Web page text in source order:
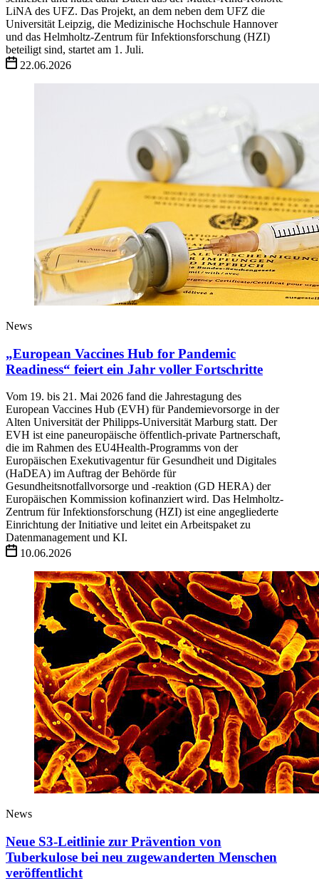
LiNA des UFZ. Das Projekt, an dem neben dem UFZ die
Universität Leipzig, die Medizinische Hochschule Hannover
und das Helmholtz-Zentrum für Infektionsforschung (HZI)
beteiligt sind, startet am 1. Juli.
22.06.2026
News
„European Vaccines Hub for Pandemic
Readiness“ feiert ein Jahr voller Fortschritte
Vom 19. bis 21. Mai 2026 fand die Jahrestagung des
European Vaccines Hub (EVH) für Pandemievorsorge in der
Alten Universität der Philipps-Universität Marburg statt. Der
EVH ist eine paneuropäische öffentlich-private Partnerschaft,
die im Rahmen des EU4Health-Programms von der
Europäischen Exekutivagentur für Gesundheit und Digitales
(HaDEA) im Auftrag der Behörde für
Gesundheitsnotfallvorsorge und -reaktion (GD HERA) der
Europäischen Kommission kofinanziert wird. Das Helmholtz-
Zentrum für Infektionsforschung (HZI) ist eine angegliederte
Einrichtung der Initiative und leitet ein Arbeitspaket zu
Datenmanagement und KI.
10.06.2026
News
Neue S3-Leitlinie zur Prävention von
Tuberkulose bei neu zugewanderten Menschen
veröffentlicht